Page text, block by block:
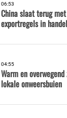
06:53
China slaat terug
exportregels in
04:55
Warm en
lokale onweersbuien